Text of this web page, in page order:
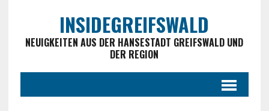
INSIDEGREIFSWALD
NEUIGKEITEN AUS DER HANSESTADT GREIFSWALD UND
DER REGION